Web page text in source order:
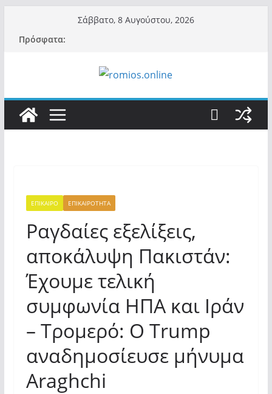
περιεχόμενο
Σάββατο, 8 Αυγούστου, 2026
Πρόσφατα:
ΕΠΙΚΑΙΡΟ ΕΠΙΚΑΙΡΟΤΗΤΑ
Ραγδαίες εξελίξεις,
αποκάλυψη Πακιστάν:
Έχουμε τελική
συμφωνία ΗΠΑ και Ιράν
– Τρομερό: O Trump
αναδημοσίευσε μήνυμα
Araghchi